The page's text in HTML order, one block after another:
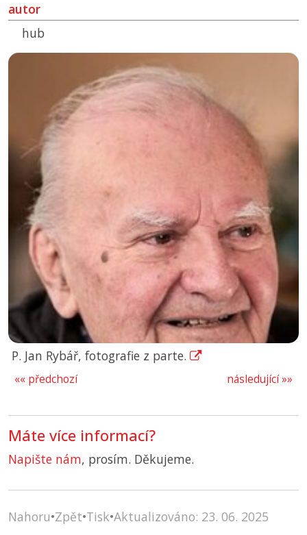
autor
hub
P. Jan Rybář, fotografie z parte.
následující »»
«« předchozí
Máte více informací?
Napište nám, prosím. Děkujeme.
Nahoru•Zpět•Tisk•Aktualizováno: 23. 06. 2025